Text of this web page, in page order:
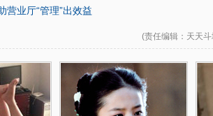
营业厅“管理”出效益
(责任编辑 ：天天